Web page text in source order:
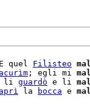
quel Filisteo
; egli mi
li guardò e li
aprì la bocca e